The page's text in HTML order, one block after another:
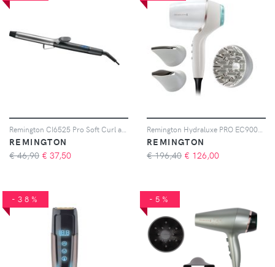
REMINGTON
€ 46,90 € 37,50
REMINGTON
€ 196,40 € 126,00
-38% -5%